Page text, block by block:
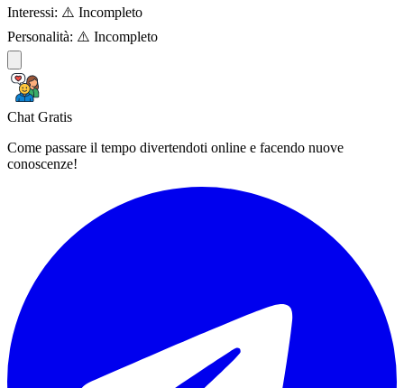
Interessi: ⚠️ Incompleto
Personalità: ⚠️ Incompleto
Chat Gratis
Come passare il tempo divertendoti online e facendo nuove
conoscenze!